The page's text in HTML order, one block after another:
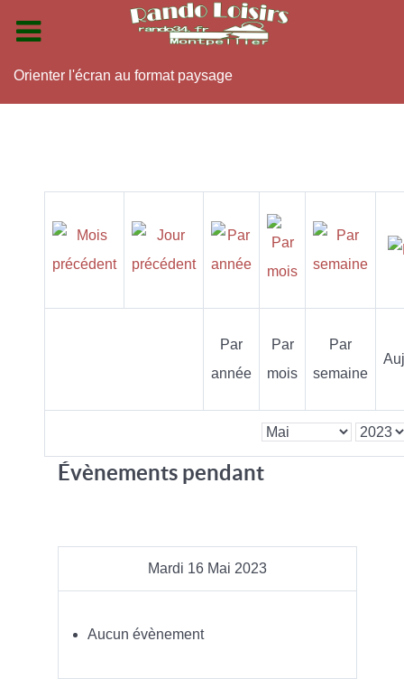
Orienter l'écran au format paysage
Par
année
Par
mois
Par
semaine
Évènements pendant
Mardi 16 Mai 2023
Aucun évènement